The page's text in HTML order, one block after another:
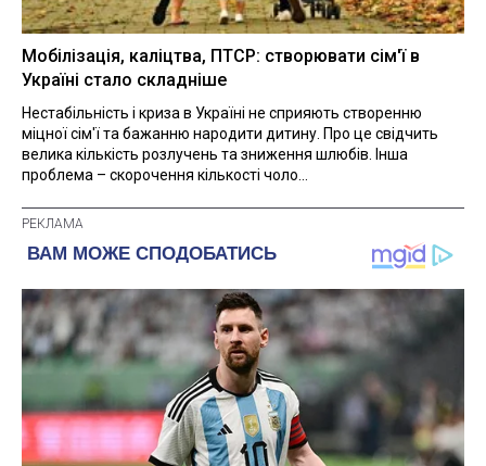
Мобілізація, каліцтва, ПТСР: створювати сім'ї в
Україні стало складніше
Нестабільність і криза в Україні не сприяють створенню
міцної сім'ї та бажанню народити дитину. Про це свідчить
велика кількість розлучень та зниження шлюбів. Інша
проблема – скорочення кількості чоло...